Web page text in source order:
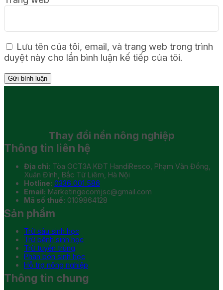
Lưu tên của tôi, email, và trang web trong trình
duyệt này cho lần bình luận kế tiếp của tôi.
Thay đổi nền nông nghiệp
Thông tin liên hệ
Địa chỉ: Tòa OCT3A KĐT HandiResco, Phạm Văn Đồng,
Xuân Đỉnh, Bắc Từ Liêm, Hà Nội
Hotline: 0336 001 586
Email: Marketingecomjsc@gmail.com
Mã số thuế: 0109864128
Sản phẩm
Trừ sâu sinh học
Trừ bệnh sinh học
Trừ tuyến trùng
Phân bón sinh học
Hỗ trợ nông nghiệp
Thông tin chung